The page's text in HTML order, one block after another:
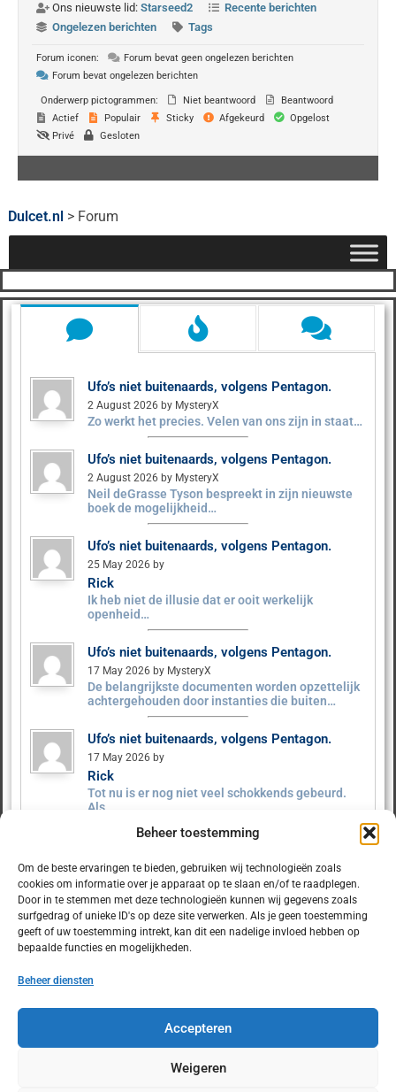
Beheer toestemming
Om de beste ervaringen te bieden, gebruiken wij technologieën zoals
cookies om informatie over je apparaat op te slaan en/of te raadplegen.
Door in te stemmen met deze technologieën kunnen wij gegevens zoals
surfgedrag of unieke ID's op deze site verwerken. Als je geen toestemming
geeft of uw toestemming intrekt, kan dit een nadelige invloed hebben op
bepaalde functies en mogelijkheden.
Beheer diensten
Accepteren
Weigeren
Ons nieuwste lid: Starseed2
Recente berichten
Ongelezen berichten
Tags
Forum iconen:
Forum bevat geen ongelezen berichten
Forum bevat ongelezen berichten
Onderwerp pictogrammen: Niet beantwoord
Beantwoord
Actief
Populair Sticky Afgekeurd
Opgelost
Privé
Gesloten
Dulcet.nl > Forum
Ufo’s niet buitenaards, volgens Pentagon.
2 August 2026 by MysteryX
Zo werkt het precies. Velen van ons zijn in staat…
Ufo’s niet buitenaards, volgens Pentagon.
2 August 2026 by MysteryX
Neil deGrasse Tyson bespreekt in zijn nieuwste
boek de mogelijkheid…
Ufo’s niet buitenaards, volgens Pentagon.
25 May 2026 by
Rick
Ik heb niet de illusie dat er ooit werkelijk
openheid…
Ufo’s niet buitenaards, volgens Pentagon.
17 May 2026 by MysteryX
De belangrijkste documenten worden opzettelijk
achtergehouden door instanties die buiten…
Ufo’s niet buitenaards, volgens Pentagon.
17 May 2026 by
Rick
Tot nu is er nog niet veel schokkends gebeurd.
Als…
Ufo’s niet buitenaards, volgens Pentagon.
9 May 2026 by MysteryX
Het Pentagon heeft ruim 160 UFO‑dossiers
vrijgegeven. Er zijn geen…
© 2025 Dulcet.nl